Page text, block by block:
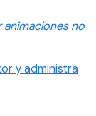
animaciones no
y administra